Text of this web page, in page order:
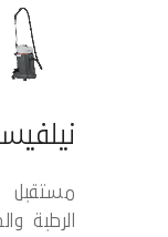
نيلفيسك
مستقبل